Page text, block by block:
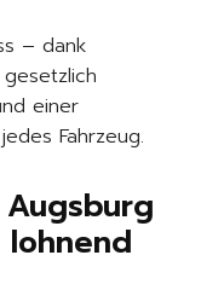
– dank
gesetzlich
einer
Fahrzeug.